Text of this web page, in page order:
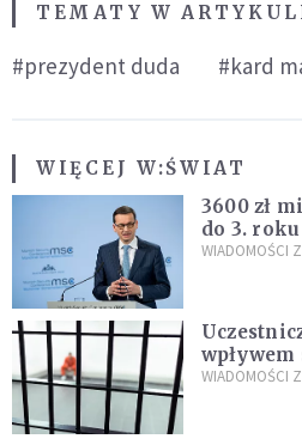
TEMATY W
#prezydent duda #kard
WIĘCEJ W:ŚWIAT
3600 zł
do 3.
WIADOMOŚCI
wpływem
zdanie
WIADOMOŚCI